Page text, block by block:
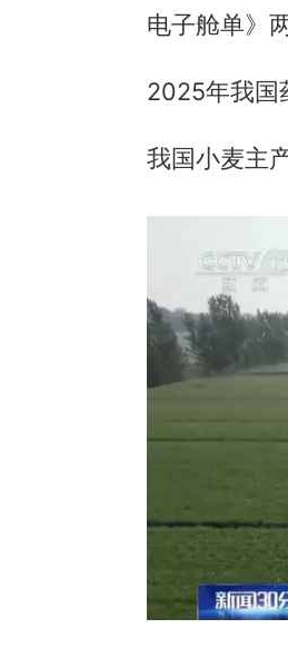
电子舱单》
2025年我国
我国小麦主